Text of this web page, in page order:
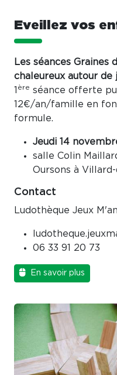
Eveillez vos
Les séances Graines
chaleureux autour de
1 ère séance offerte
12€/an/famille en
formule.
Jeudi 14
salle Colin
Oursons à
Contact
Ludothèque Jeux
06 33 91 20 73
En savoir plus